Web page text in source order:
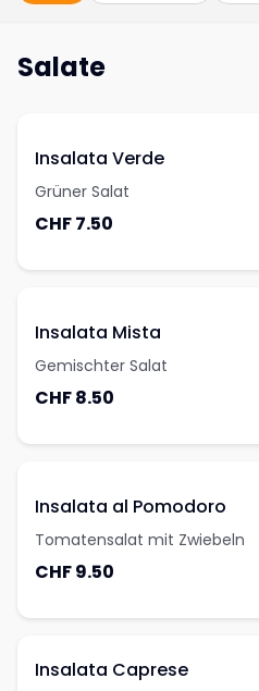
Salate
Insalata Verde
Grüner Salat
CHF 7.50
Insalata Mista
Gemischter Salat
CHF 8.50
Insalata al Pomodoro
Tomatensalat mit Zwiebeln
CHF 9.50
Insalata Caprese